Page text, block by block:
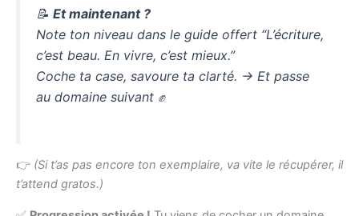
📝 Et maintenant ?
Note ton niveau dans le guide offert “L’écriture,
c’est beau. En vivre, c’est mieux.”
Coche ta case, savoure ta clarté. → Et passe
au domaine suivant ✊
👉 (Si t’as pas encore ton exemplaire, va vite le récupérer, il
t’attend gratos.)